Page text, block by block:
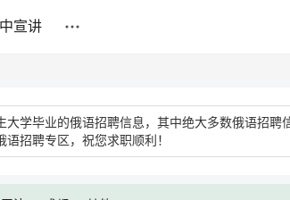
宣讲
学毕业的俄语招聘信息，其中绝大多数俄语招聘
招聘专区，祝您求职顺利！